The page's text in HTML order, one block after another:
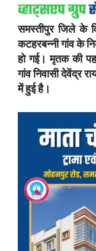
समस्तीपुर जिले के
कटहरबन्नी गांव के
हो गई। मृतक की
गांव निवासी देवेंद्र
में हुई है।